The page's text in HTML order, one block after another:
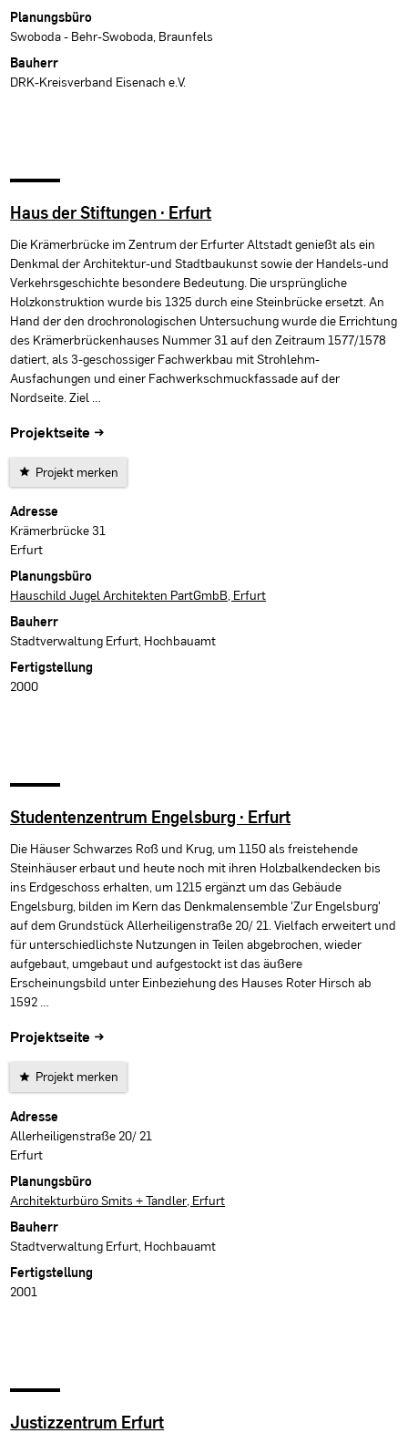
Planungsbüro
Swoboda - Behr-Swoboda, Braunfels
Bauherr
DRK-Kreisverband Eisenach e.V.
Haus der Stiftungen · Erfurt
Die Krämerbrücke im Zentrum der Erfurter Altstadt genießt als ein
Denkmal der Architektur-und Stadtbaukunst sowie der Handels-und
Verkehrsgeschichte besondere Bedeutung. Die ursprüngliche
Holzkonstruktion wurde bis 1325 durch eine Steinbrücke ersetzt. An
Hand der den drochronologischen Untersuchung wurde die Errichtung
des Krämerbrückenhauses Nummer 31 auf den Zeitraum 1577/1578
datiert, als 3-geschossiger Fachwerkbau mit Strohlehm-
Ausfachungen und einer Fachwerkschmuckfassade auf der
Nordseite. Ziel …
Projektseite →
Projekt merken
Projektdaten
Adresse
Krämerbrücke 31
Erfurt
Planungsbüro
Hauschild Jugel Architekten PartGmbB, Erfurt
Bauherr
Stadtverwaltung Erfurt, Hochbauamt
Fertigstellung
2000
Studentenzentrum Engelsburg · Erfurt
Die Häuser Schwarzes Roß und Krug, um 1150 als freistehende
Steinhäuser erbaut und heute noch mit ihren Holzbalkendecken bis
ins Erdgeschoss erhalten, um 1215 ergänzt um das Gebäude
Engelsburg, bilden im Kern das Denkmalensemble 'Zur Engelsburg'
auf dem Grundstück Allerheiligenstraße 20/ 21. Vielfach erweitert und
für unterschiedlichste Nutzungen in Teilen abgebrochen, wieder
aufgebaut, umgebaut und aufgestockt ist das äußere
Erscheinungsbild unter Einbeziehung des Hauses Roter Hirsch ab
1592 …
Projektseite →
Projekt merken
Projektdaten
Adresse
Allerheiligenstraße 20/ 21
Erfurt
Planungsbüro
Architekturbüro Smits + Tandler, Erfurt
Bauherr
Stadtverwaltung Erfurt, Hochbauamt
Fertigstellung
2001
Justizzentrum Erfurt